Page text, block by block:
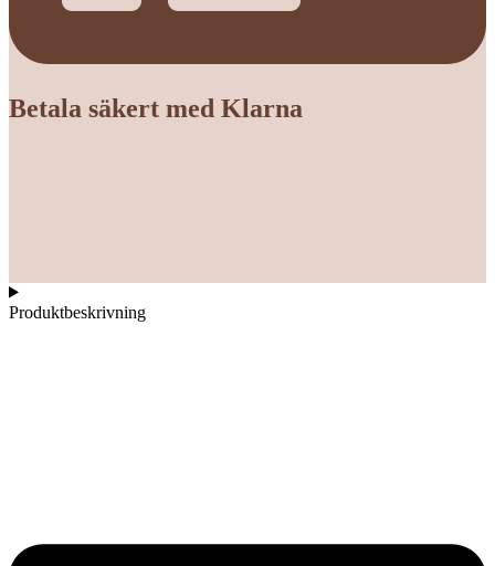
Betala säkert med Klarna
Produktbeskrivning